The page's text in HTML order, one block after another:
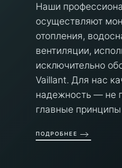
монтаж систем
водоснабжения и
используя
оборудование
Для нас качество и
— не просто слова, а
принципы ра...